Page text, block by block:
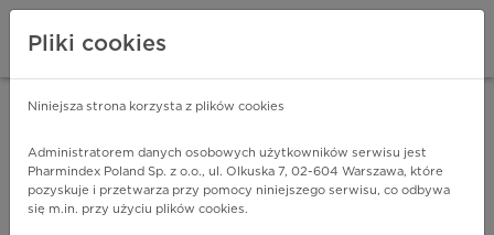
Pharmindex - lider
ZALOGUJ SIĘ
Pliki cookies
Niniejsza strona korzysta z plików cookies
Administratorem danych osobowych użytkowników serwisu jest
Pharmindex Poland Sp. z o.o., ul. Olkuska 7, 02-604 Warszawa, które
pozyskuje i przetwarza przy pomocy niniejszego serwisu, co odbywa
się m.in. przy użyciu plików cookies.
ZA DARMO - w Google Play INSTALUJ